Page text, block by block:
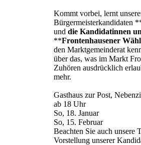
Kommt vorbei, lernt
Bürgermeisterkandidaten
und die Kandidatinnen
**Frontenhausener
den Marktgemeinderat
über das, was im Markt
Zuhören ausdrücklich
mehr.
Gasthaus zur Post,
ab 18 Uhr
So, 18. Januar
So, 15. Februar
Beachten Sie auch unsere
Vorstellung unserer